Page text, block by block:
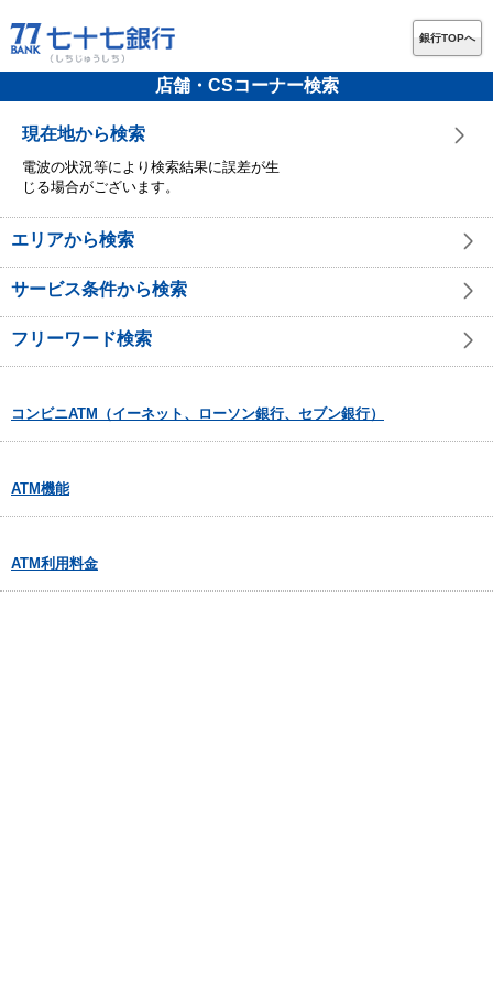
銀行TOPへ
店舗・CSコーナー検索
現在地から検索
電波の状況等により検索結果に誤差が生
じる場合がございます。
エリアから検索
サービス条件から検索
フリーワード検索
コンビニATM（イーネット、ローソン銀行、セブン銀行）
ATM機能
ATM利用料金